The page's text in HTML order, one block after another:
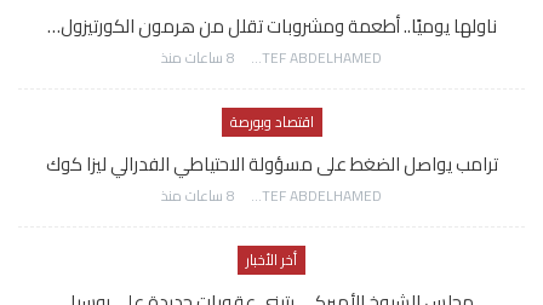
ناولها يوميًا.. أطعمة ومشروبات تقلل من هرمون الكورتيزول…
AWATEF ABDELHAMED 8 ساعات منذ
اقتصاد وبورصة
ترامب يواصل الضغط على مسؤولة الاحتياطي الفدرالي ليزا كوك
AWATEF ABDELHAMED 8 ساعات منذ
أخر الأخبار